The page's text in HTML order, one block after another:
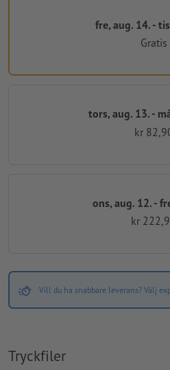
fre, aug. 14. -
Gratis
tors, aug. 13. -
kr
ons, aug. 12. -
kr
Vill du ha snabbare leverans? Välj
Tryckfiler